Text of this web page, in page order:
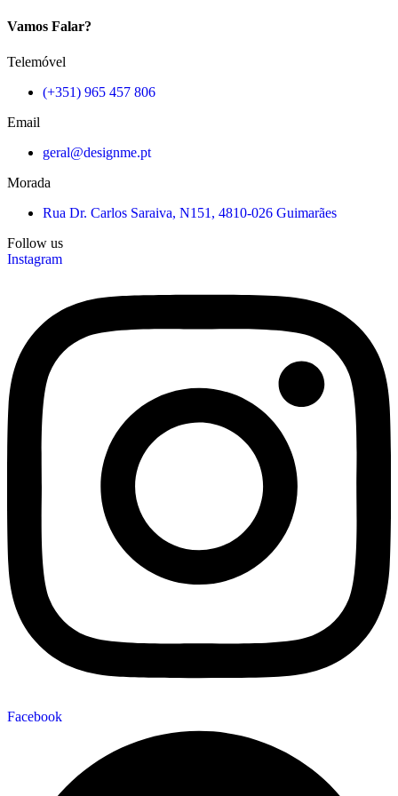
Vamos Falar?
Telemóvel
(+351) 965 457 806
Email
geral@designme.pt
Morada
Rua Dr. Carlos Saraiva, N151, 4810-026 Guimarães
Follow us
Instagram
Facebook